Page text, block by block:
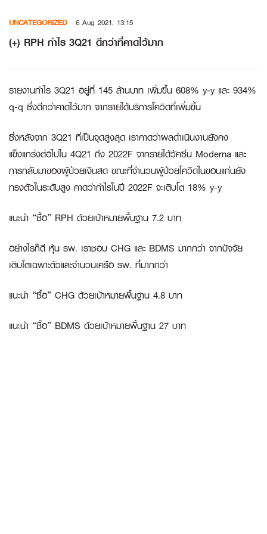
content
UNCATEGORIZED 6 Aug 2021, 13:15
(+) RPH กำไร 3Q21 ดีกว่าที่คาดไว้มาก
รายงานกำไร 3Q21 อยู่ที่ 145 ล้านบาท เพิ่มขึ้น 608% y-y และ 934%
q-q ซึ่งดีกว่าคาดไว้มาก จากรายได้บริการโควิดที่เพิ่มขึ้น
ซึ่งหลังจาก 3Q21 ที่เป็นจุดสูงสุด เราคาดว่าผลดำเนินงานยังคง
แข็งแกร่งต่อไปใน 4Q21 ถึง 2022F จากรายได้วัคซีน Moderna และ
การกลับมาของผู้ป่วยเงินสด ขณะที่จำนวนผู้ป่วยโควิดในขอนแก่นยัง
ทรงตัวในระดับสูง คาดว่ากำไรในปี 2022F จะเติบโต 18% y-y
แนะนำ “ซื้อ” RPH ด้วยเป้าหมายพื้นฐาน 7.2 บาท
อย่างไรก็ดี หุ้น รพ. เราชอบ CHG และ BDMS มากกว่า จากปัจจัย
เติบโตเฉพาะตัวและจำนวนเครือ รพ. ที่มากกว่า
แนะนำ “ซื้อ” CHG ด้วยเป้าหมายพื้นฐาน 4.8 บาท
แนะนำ “ซื้อ” BDMS ด้วยเป้าหมายพื้นฐาน 27 บาท